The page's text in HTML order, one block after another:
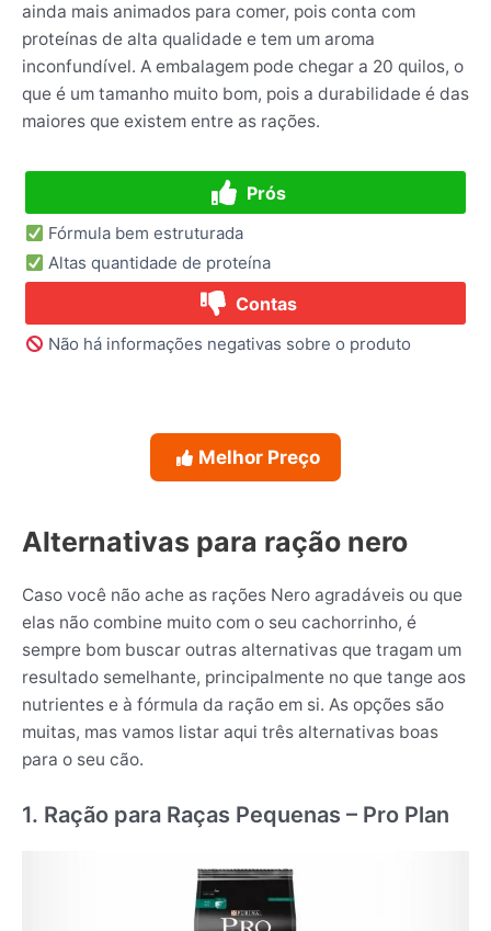
ainda mais animados para comer, pois conta com
proteínas de alta qualidade e tem um aroma
inconfundível. A embalagem pode chegar a 20 quilos, o
que é um tamanho muito bom, pois a durabilidade é das
maiores que existem entre as rações.
Prós
Fórmula bem estruturada
Altas quantidade de proteína
Contas
Não há informações negativas sobre o produto
Melhor Preço
Alternativas para ração nero
Caso você não ache as rações Nero agradáveis ou que
elas não combine muito com o seu cachorrinho, é
sempre bom buscar outras alternativas que tragam um
resultado semelhante, principalmente no que tange aos
nutrientes e à fórmula da ração em si. As opções são
muitas, mas vamos listar aqui três alternativas boas
para o seu cão.
1. Ração para Raças Pequenas – Pro Plan